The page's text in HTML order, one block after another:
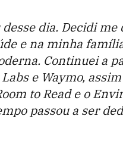
dia. Decidi
e na minha
Continuei a
e Waymo,
to Read e o
passou a ser